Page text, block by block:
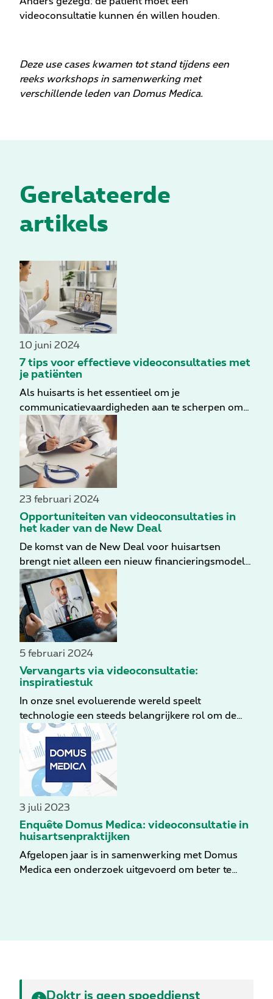
videoconsultatie kunnen én willen houden.
Deze use cases kwamen tot stand tijdens een
reeks workshops in samenwerking met
verschillende leden van Domus Medica.
Gerelateerde
artikels
10 juni 2024
7 tips voor effectieve videoconsultaties met
je patiënten
Als huisarts is het essentieel om je
communicatievaardigheden aan te scherpen om
een effectieve interactie met je patiënten te
behouden, zelfs op afstand. Videoconsultatie
kende zijn doorbraak tijdens de coronapandemie
en waar het in sommige praktijken nog veelvuldig
gebruikt wordt, zijn anderen ervan afgestapt. Het
gebruik van videoconsultatie vraagt enige
en non-verbale communicatievaardigheden.
teleconsultaties in je praktijk en de effectiviteit
hiervan verbeteren.
23 februari 2024
Opportuniteiten van videoconsultaties in
het kader van de New Deal
De komst van de New Deal voor huisartsen
brengt niet alleen een nieuw financieringsmodel
mee, maar ook nieuwe mogelijkheden om je
praktijk te optimaliseren. Het is een moment om je
praktijkvoering te herzien en van efficiëntie een
prioriteit te maken. Maar wat kan een dergelijke
reorganisatie inhouden voor je praktijk? In dit
artikel gaan we dieper in op hoe hybride zorg via
kader van de New Deal.
5 februari 2024
Vervangarts via videoconsultatie:
inspiratiestuk
In onze snel evoluerende wereld speelt
technologie een steeds belangrijkere rol om de
gezondheidszorg toegankelijker te maken voor
patiënten. In dit artikel verkennen we het
potentieel van videoconsultaties als aanvulling op
de traditionele huisartsenzorg. Als inspiratie
nemen we een vervangartsproject met Doktr en
een ervaren huisarts onder de loep.
3 juli 2023
Enquête Domus Medica: videoconsultatie in
huisartsenpraktijken
Afgelopen jaar is in samenwerking met Domus
Medica een onderzoek uitgevoerd om beter te
van uw huisarts-collega's.
Doktr is geen spoeddienst